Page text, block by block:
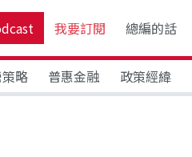
我要訂閱 總編的話
略 普惠金融 政策經緯